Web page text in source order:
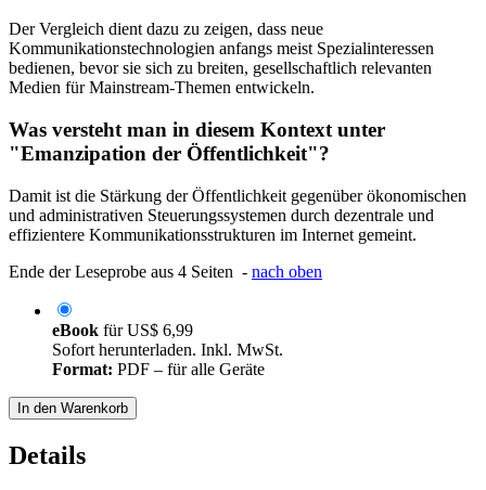
Der Vergleich dient dazu zu zeigen, dass neue
Kommunikationstechnologien anfangs meist Spezialinteressen
bedienen, bevor sie sich zu breiten, gesellschaftlich relevanten
Medien für Mainstream-Themen entwickeln.
Was versteht man in diesem Kontext unter
"Emanzipation der Öffentlichkeit"?
Damit ist die Stärkung der Öffentlichkeit gegenüber ökonomischen
und administrativen Steuerungssystemen durch dezentrale und
effizientere Kommunikationsstrukturen im Internet gemeint.
Ende der Leseprobe aus 4 Seiten - nach oben
eBook fürUS$ 6,99
Sofort herunterladen. Inkl. MwSt.
Format: PDF – für alle Geräte
In den Warenkorb
Details